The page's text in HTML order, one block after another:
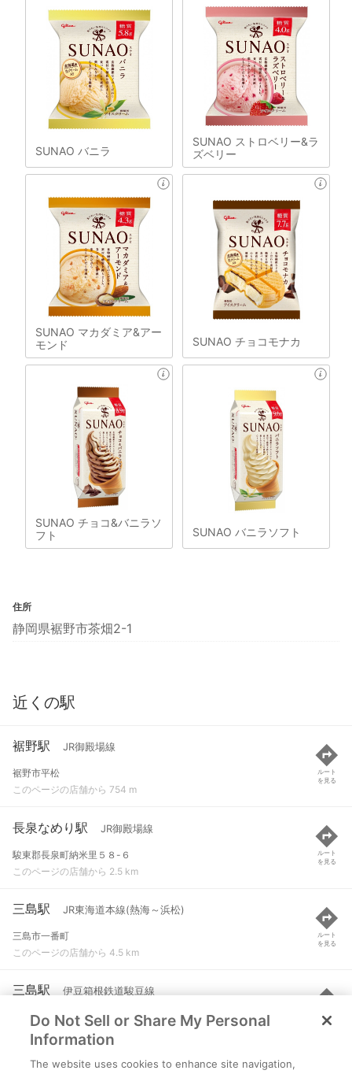
SUNAO バニラ
SUNAO ストロベリー&ラ
ズベリー
SUNAO マカダミア&アー
モンド
SUNAO チョコモナカ
SUNAO チョコ&バニラソ
フト
SUNAO バニラソフト
住所
静岡県裾野市茶畑2-1
近くの駅
裾野駅 JR御殿場線
裾野市平松
このページの店舗から 754 m
ルート
を見る
長泉なめり駅 JR御殿場線
駿東郡長泉町納米里５８-６
このページの店舗から 2.5 km
ルート
を見る
三島駅 JR東海道本線(熱海～浜松)
三島市一番町
このページの店舗から 4.5 km
ルート
を見る
三島駅 伊豆箱根鉄道駿豆線
三島市一番町
このページの店舗から 4.5 km
ルート
を見る
Do Not Sell or Share My Personal
Information
The website uses cookies to enhance site navigation,